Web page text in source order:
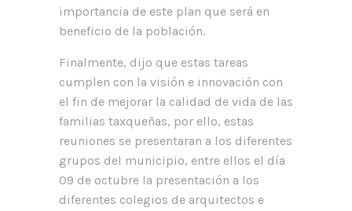
importancia de este plan que será en
beneficio de la población.
Finalmente, dijo que estas tareas
cumplen con la visión e innovación con
el fin de mejorar la calidad de vida de las
familias taxqueñas, por ello, estas
reuniones se presentaran a los diferentes
grupos del municipio, entre ellos el día
09 de octubre la presentación a los
diferentes colegios de arquitectos e